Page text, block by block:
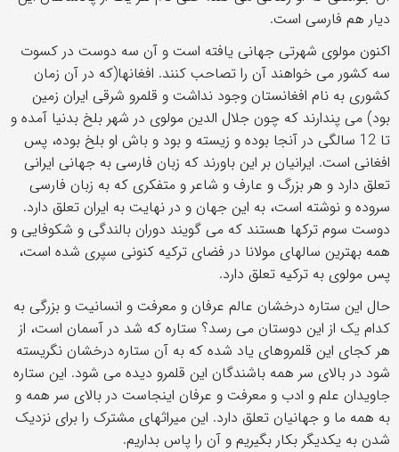
دیار هم فارسی است.
اکنون مولوی شهرتی جهانی یافته است و آن سه دوست در کسوت
سه کشور می خواهند آن را تصاحب کنند. افغانها(که در آن زمان
کشوری به نام افغانستان وجود نداشت و قلمرو شرقی ایران زمین
بود) می پندارند که چون جلال الدین مولوی در شهر بلخ بدنیا آمده و
تا 12 سالگی در آنجا بوده و زیسته و بود و باش او بلخ بوده، پس
افغانی است. ایرانیان بر این باورند که زبان فارسی به جهانی ایرانی
تعلق دارد و هر بزرگ و عارف و شاعر و متفکری که به زبان فارسی
سروده و نوشته است، به این جهان و در نهایت به ایران تعلق دارد.
دوست سوم ترکها هستند که می گویند دوران بالندگی و شکوفایی و
همه بهترین سالهای مولانا در فضای ترکیه کنونی سپری شده است،
پس مولوی به ترکیه تعلق دارد.
حال این ستاره درخشان عالم عرفان و معرفت و انسانیت و بزرگی به
کدام یک از این دوستان می رسد؟ ستاره که شد در آسمان است، از
هر کجای این قلمروهای یاد شده که به آن ستاره درخشان نگریسته
شود در بالای سر همه باشندگان این قلمرو دیده می شود. این ستاره
جاویدان علم و ادب و معرفت و عرفان اینجاست در بالای سر همه و
به همه ما و جهانیان تعلق دارد. این میراثهای مشترک را برای نزدیک
شدن به یکدیگر بکار بگیریم و آن را پاس بداریم.